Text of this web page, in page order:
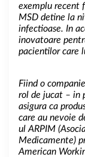
exemplu recent
MSD detine la
infectioase. In
inovatoare
pacientilor care
Fiind o
rol de jucat – in
asigura ca
care au nevoie
ul ARPIM
Medicamente)
American